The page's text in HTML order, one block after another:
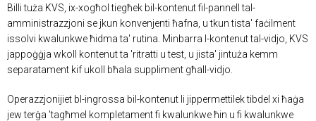
Billi tuża KVS, ix-xogħol tiegħek bil-kontenut fil-pannell tal-
amministrazzjoni se jkun konvenjenti ħafna, u tkun tista' faċilment
issolvi kwalunkwe ħidma ta' rutina. Minbarra l-kontenut tal-vidjo, KVS
jappoġġja wkoll kontenut ta 'ritratti u test, u jista' jintuża kemm
separatament kif ukoll bħala suppliment għall-vidjo.
Operazzjonijiet bl-ingrossa bil-kontenut li jippermettilek tibdel xi ħaġa
jew terġa 'tagħmel kompletament fi kwalunkwe ħin u fi kwalunkwe